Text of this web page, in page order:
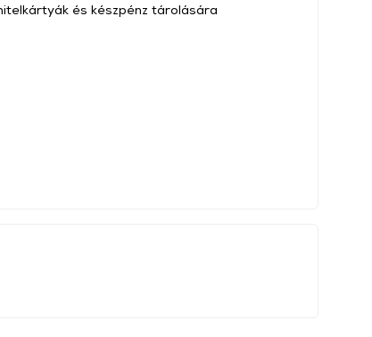
és készpénz tárolására